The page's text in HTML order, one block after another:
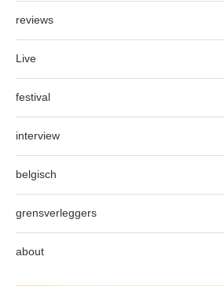
reviews
Live
festival
interview
belgisch
grensverleggers
about